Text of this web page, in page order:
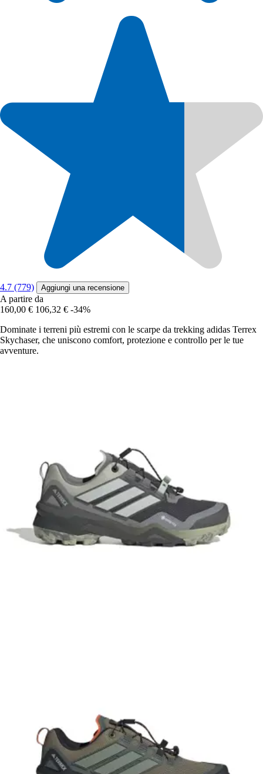
4.7 (779) Aggiungi una recensione
A partire da
160,00 € 106,32 € -34%
Dominate i terreni più estremi con le scarpe da trekking adidas Terrex
Skychaser, che uniscono comfort, protezione e controllo per le tue
avventure.